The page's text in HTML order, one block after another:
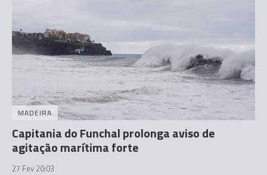
MADEIRA
Capitania do Funchal prolonga aviso de
agitação marítima forte
27 Fev 20:03